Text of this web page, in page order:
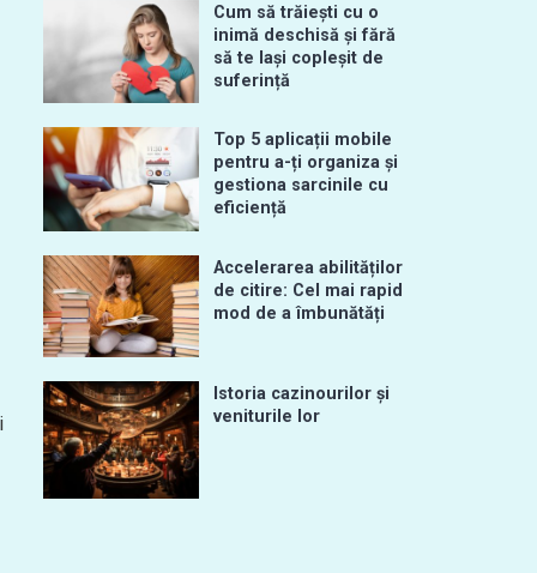
Cum să trăiești cu o
inimă deschisă și fără
să te lași copleșit de
suferință
Top 5 aplicații mobile
pentru a-ți organiza și
gestiona sarcinile cu
eficiență
Accelerarea abilităților
de citire: Cel mai rapid
mod de a îmbunătăți
Istoria cazinourilor și
veniturile lor